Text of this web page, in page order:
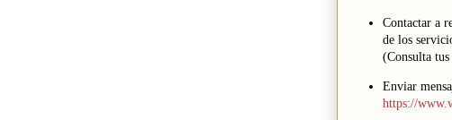
Contactar a
de los
(Consulta tus
Enviar
https://